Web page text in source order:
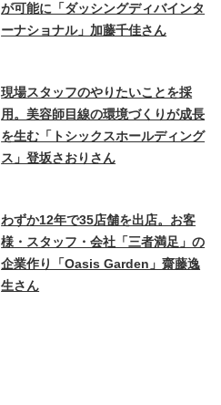
が可能に「ダッシングディバインタ
ーナショナル」加藤千佳さん
現場スタッフのやりたいことを採
用。美容師目線の環境づくりが成長
を生む「トシックスホールディング
ス」登坂さおりさん
わずか12年で35店舗を出店。お客
様・スタッフ・会社「三者満足」の
企業作り「Oasis Garden」齋藤逸
生さん